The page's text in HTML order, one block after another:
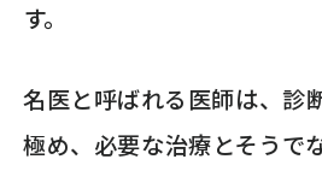
す。
名医と呼ばれる医師は、診
極め、必要な治療とそうで